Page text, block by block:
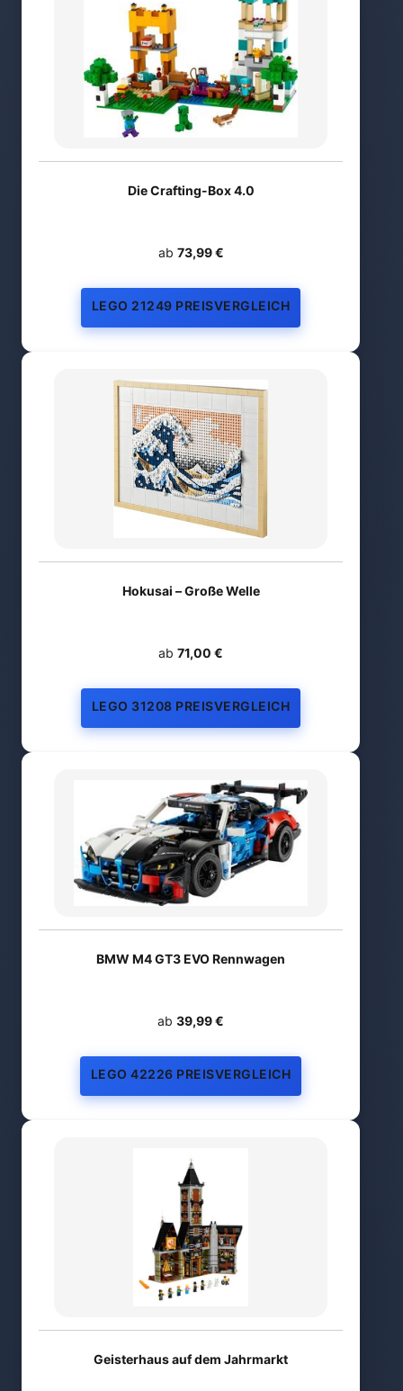
Die Crafting-Box 4.0
ab 73,99 €
LEGO 21249 PREISVERGLEICH
Hokusai – Große Welle
ab 71,00 €
LEGO 31208 PREISVERGLEICH
BMW M4 GT3 EVO Rennwagen
ab 39,99 €
LEGO 42226 PREISVERGLEICH
Geisterhaus auf dem Jahrmarkt